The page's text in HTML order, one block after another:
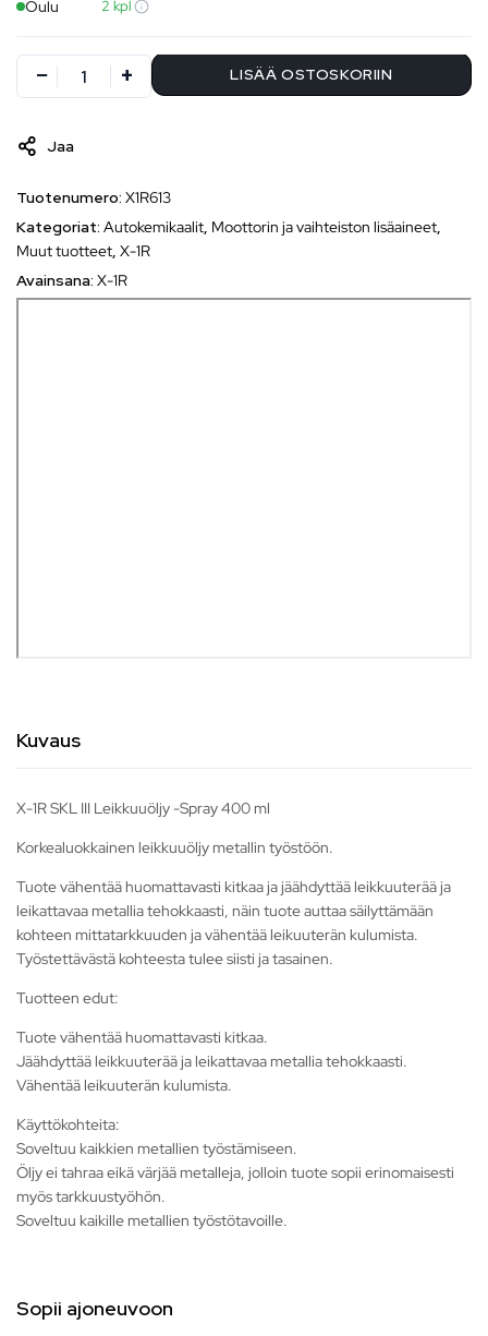
Oulu 2 kpl
LISÄÄ OSTOSKORIIN
Jaa
Tuotenumero: X1R613
Kategoriat: Autokemikaalit, Moottorin ja vaihteiston lisäaineet,
Muut tuotteet, X-1R
Avainsana: X-1R
Kuvaus
X-1R SKL III Leikkuuöljy -Spray 400 ml
Korkealuokkainen leikkuuöljy metallin työstöön.
Tuote vähentää huomattavasti kitkaa ja jäähdyttää leikkuuterää ja
leikattavaa metallia tehokkaasti, näin tuote auttaa säilyttämään
kohteen mittatarkkuuden ja vähentää leikuuterän kulumista.
Työstettävästä kohteesta tulee siisti ja tasainen.
Tuotteen edut:
Tuote vähentää huomattavasti kitkaa.
Jäähdyttää leikkuuterää ja leikattavaa metallia tehokkaasti.
Vähentää leikuuterän kulumista.
Käyttökohteita:
Soveltuu kaikkien metallien työstämiseen.
Öljy ei tahraa eikä värjää metalleja, jolloin tuote sopii erinomaisesti
myös tarkkuustyöhön.
Soveltuu kaikille metallien työstötavoille.
Sopii ajoneuvoon